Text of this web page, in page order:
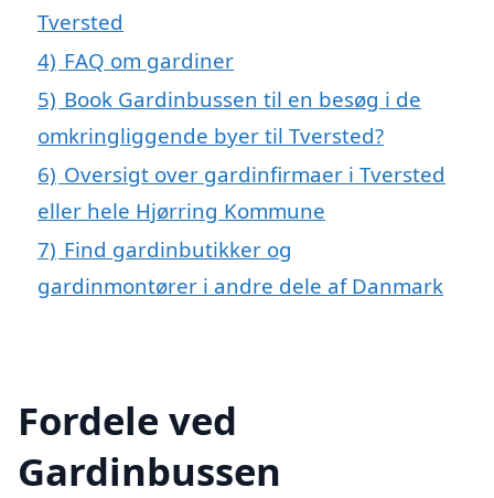
Tversted
4) FAQ om gardiner
5) Book Gardinbussen til en besøg i de
omkringliggende byer til Tversted?
6) Oversigt over gardinfirmaer i Tversted
eller hele Hjørring Kommune
7) Find gardinbutikker og
gardinmontører i andre dele af Danmark
Fordele ved
Gardinbussen